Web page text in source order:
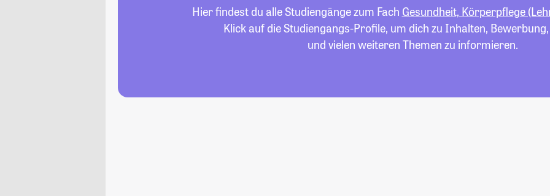
Hier findest du alle Studiengänge zum Fach Gesundheit, Körperpflege
Klick auf die Studiengangs-Profile, um dich zu Inhalten,
und vielen weiteren Themen zu informieren.